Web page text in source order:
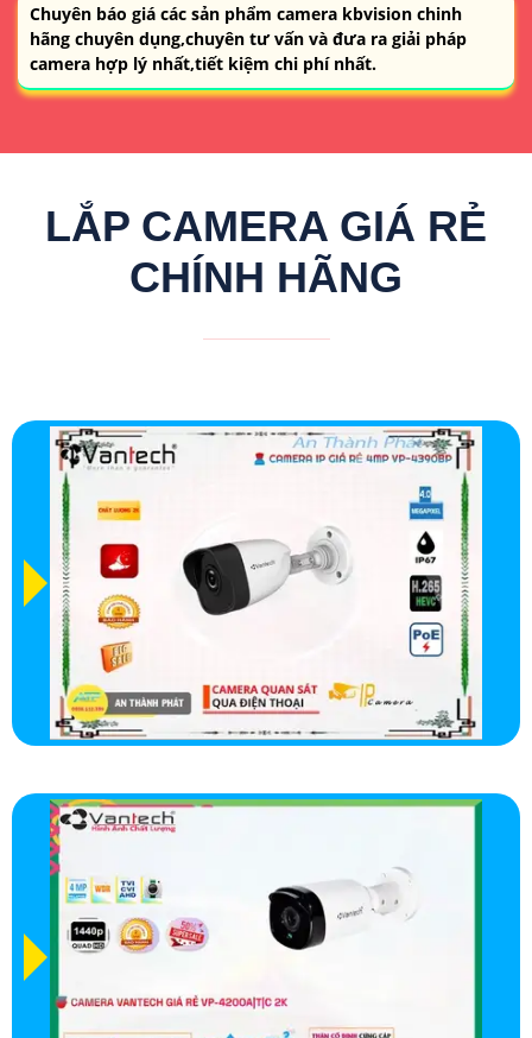
Chuyên báo giá các sản phẩm camera kbvision chinh
hãng chuyên dụng,chuyên tư vấn và đưa ra giải pháp
camera hợp lý nhất,tiết kiệm chi phí nhất.
LẮP CAMERA GIÁ RẺ
CHÍNH HÃNG